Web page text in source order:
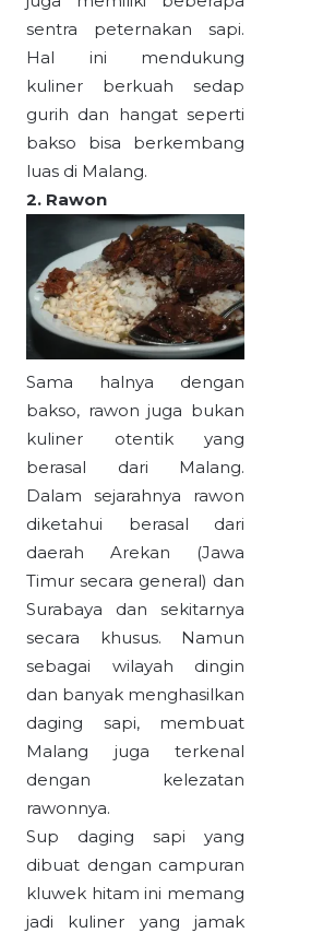
sentra peternakan sapi.
Hal ini mendukung
kuliner berkuah sedap
gurih dan hangat seperti
bakso bisa berkembang
luas di Malang.
2. Rawon
Sama halnya dengan
bakso, rawon juga bukan
kuliner otentik yang
berasal dari Malang.
Dalam sejarahnya rawon
diketahui berasal dari
daerah Arekan (Jawa
Timur secara general) dan
Surabaya dan sekitarnya
secara khusus. Namun
sebagai wilayah dingin
dan banyak menghasilkan
daging sapi, membuat
Malang juga terkenal
dengan kelezatan
rawonnya.
Sup daging sapi yang
dibuat dengan campuran
kluwek hitam ini memang
jadi kuliner yang jamak